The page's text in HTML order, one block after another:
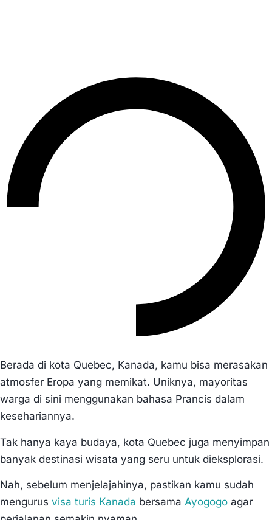
Berada di kota Quebec, Kanada, kamu bisa merasakan
atmosfer Eropa yang memikat. Uniknya, mayoritas
warga di sini menggunakan bahasa Prancis dalam
kesehariannya.
Tak hanya kaya budaya, kota Quebec juga menyimpan
banyak destinasi wisata yang seru untuk dieksplorasi.
Nah, sebelum menjelajahinya, pastikan kamu sudah
mengurus visa turis Kanada bersama Ayogogo agar